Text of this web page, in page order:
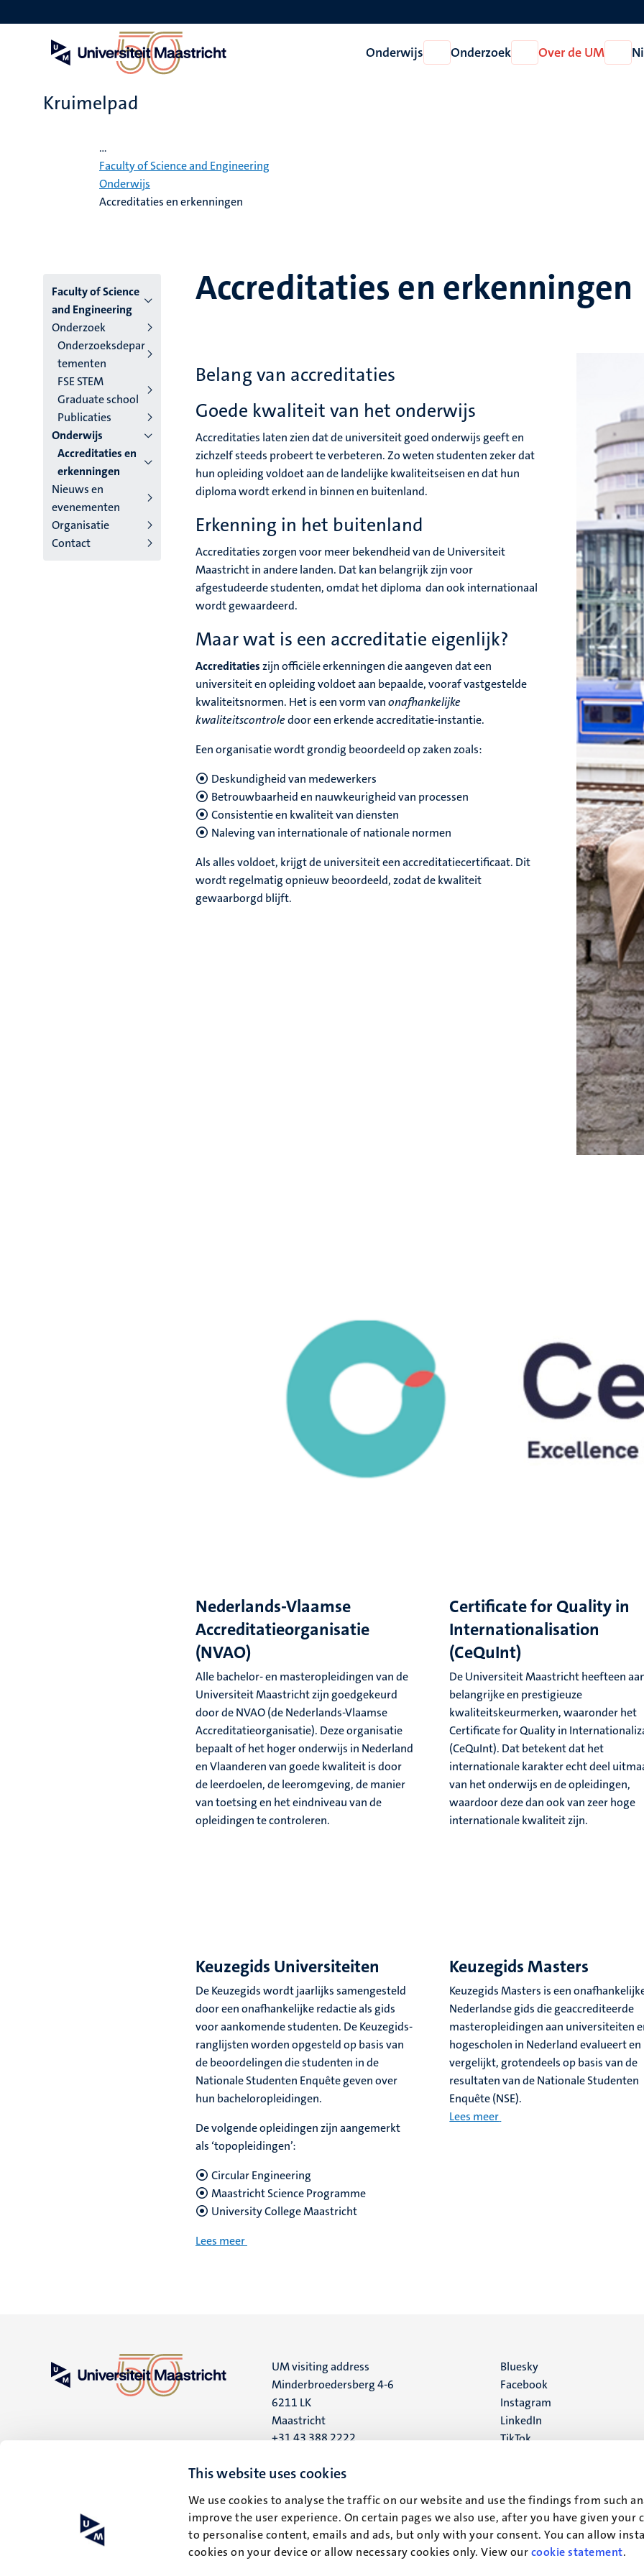
This website uses cookies
We use cookies to analyse the traffic on our website and use the findings from such
improve the user experience. On certain pages we also use, after you have given your
to personalise content, emails and ads, but only with your consent. You can allow
cookies on your device or allow necessary cookies only. View ourcookie statement.
en
Onderwijs
Open
Onderwijs
Onderzoek
Open
Onderzoek
Over de UM
Open
Over
Kruimelpad
...
Faculty of Science and Engineering
Onderwijs
Accreditaties en erkenningen
Hoofmenu
niveau
4
Nederlands
(NL)
Faculty of Science
and Engineering
Onderzoek
Onderzoeksdepar
tementen
FSE STEM
Graduate school
Publicaties
Onderwijs
Accreditaties en
erkenningen
Nieuws en
evenementen
Organisatie
Contact
Accreditaties en erkenningen
Belang van accreditaties
Goede kwaliteit van het onderwijs
Accreditaties laten zien dat de universiteit goed onderwijs geeft en
zichzelf steeds probeert te verbeteren. Zo weten studenten zeker dat
hun opleiding voldoet aan de landelijke kwaliteitseisen en dat hun
diploma wordt erkend in binnen en buitenland.
Erkenning in het buitenland
Accreditaties zorgen voor meer bekendheid van de Universiteit
Maastricht in andere landen. Dat kan belangrijk zijn voor
afgestudeerde studenten, omdat het diploma dan ook internationaal
wordt gewaardeerd.
Maar wat is een accreditatie eigenlijk?
Accreditatieszijn officiële erkenningen die aangeven dat een
universiteit en opleiding voldoet aan bepaalde, vooraf vastgestelde
kwaliteitsnormen. Het is een vorm vanonafhankelijke
kwaliteitscontroledoor een erkende accreditatie-instantie.
Een organisatie wordt grondig beoordeeld op zaken zoals:
Deskundigheid van medewerkers
Betrouwbaarheid en nauwkeurigheid van processen
Consistentie en kwaliteit van diensten
Naleving van internationale of nationale normen
Als alles voldoet, krijgt de universiteit een accreditatiecertificaat. Dit
wordt regelmatig opnieuw beoordeeld, zodat de kwaliteit
gewaarborgd blijft.
Nederlands-Vlaamse
Accreditatieorganisatie
(NVAO)
Alle bachelor- en masteropleidingen van de
Universiteit Maastricht zijn goedgekeurd
door de NVAO (de Nederlands-Vlaamse
Accreditatieorganisatie). Deze organisatie
bepaalt of het hoger onderwijs in Nederland
en Vlaanderen van goede kwaliteit is door
de leerdoelen, de leeromgeving, de manier
van toetsing en het eindniveau van de
opleidingen te controleren.
Certificate for Quality in
Internationalisation
(CeQuInt)
De Universiteit Maastricht heefteen
belangrijke en prestigieuze
kwaliteitskeurmerken, waaronder het
Certificate for Quality in
(CeQuInt). Dat betekent dat het
internationale karakter echt deel
van het onderwijs en de opleidingen,
waardoor deze dan ook van zeer hoge
internationale kwaliteit zijn.
Keuzegids Universiteiten
De Keuzegids wordt jaarlijks samengesteld
door een onafhankelijke redactie als gids
voor aankomende studenten. De Keuzegids-
ranglijsten worden opgesteld op basis van
de beoordelingen die studenten in de
Nationale Studenten Enquête geven over
hun bacheloropleidingen.
De volgende opleidingen zijn aangemerkt
als ‘topopleidingen’:
Circular Engineering
Maastricht Science Programme
University College Maastricht
Lees meer
Keuzegids Masters
Keuzegids Masters is een
Nederlandse gids die geaccrediteerde
masteropleidingen aan universiteiten
hogescholen in Nederland evalueert en
vergelijkt, grotendeels op basis van de
resultaten van de Nationale Studenten
Enquête (NSE).
Lees meer
UM visiting address
Minderbroedersberg 4-6
6211 LK
Maastricht
+31 43 388 2222
UM postal address
6200 MD
Maastricht
Social
media
Bluesky
Facebook
Instagram
LinkedIn
TikTok